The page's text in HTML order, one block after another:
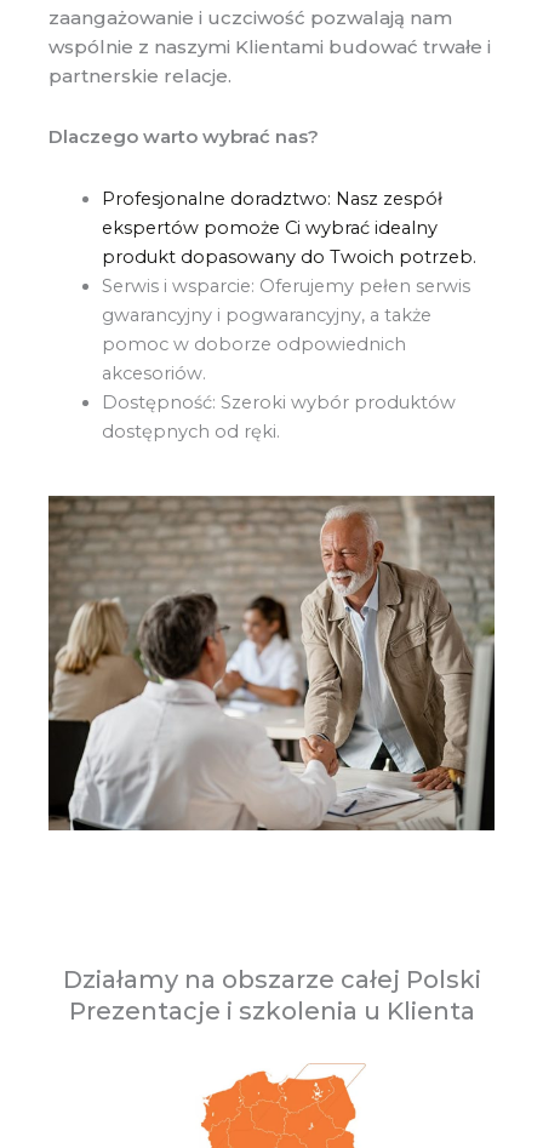
zaangażowanie i uczciwość pozwalają nam
wspólnie z naszymi Klientami budować trwałe i
partnerskie relacje.
Dlaczego warto wybrać nas?
Profesjonalne doradztwo: Nasz zespół
ekspertów pomoże Ci wybrać idealny
produkt dopasowany do Twoich potrzeb.
Serwis i wsparcie: Oferujemy pełen serwis
gwarancyjny i pogwarancyjny, a także
pomoc w doborze odpowiednich
akcesoriów.
Dostępność: Szeroki wybór produktów
dostępnych od ręki.
Działamy na obszarze całej Polski
Prezentacje i szkolenia u Klienta